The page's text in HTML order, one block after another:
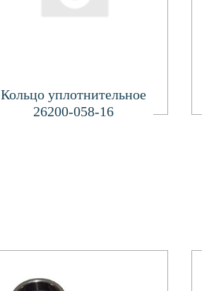
Кольцо уплотнительное
26200-058-16
Подробнее